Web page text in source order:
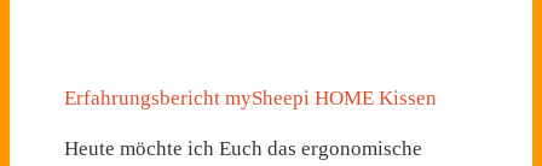
Erfahrungsbericht mySheepi HOME Kissen
Heute möchte ich Euch das ergonomische